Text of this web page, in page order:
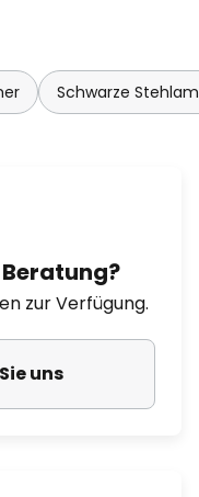
Schwarze
zur Verfügung.
uns